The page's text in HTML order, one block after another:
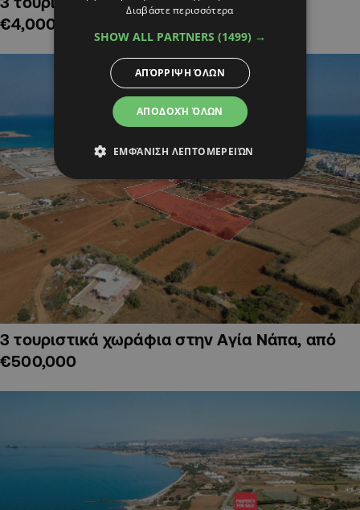
€4,000,000
3 τουριστικά χωράφια στην Αγία Νάπα, από
€500,000
Διαβάστε περισσότερα
SHOW ALL PARTNERS (1499) →
ΑΠΟΔΟΧΉ ΌΛΩΝ
ΑΠΌΡΡΙΨΗ ΌΛΩΝ
ΕΜΦΆΝΙΣΗ ΛΕΠΤΟΜΕΡΕΙΏΝ